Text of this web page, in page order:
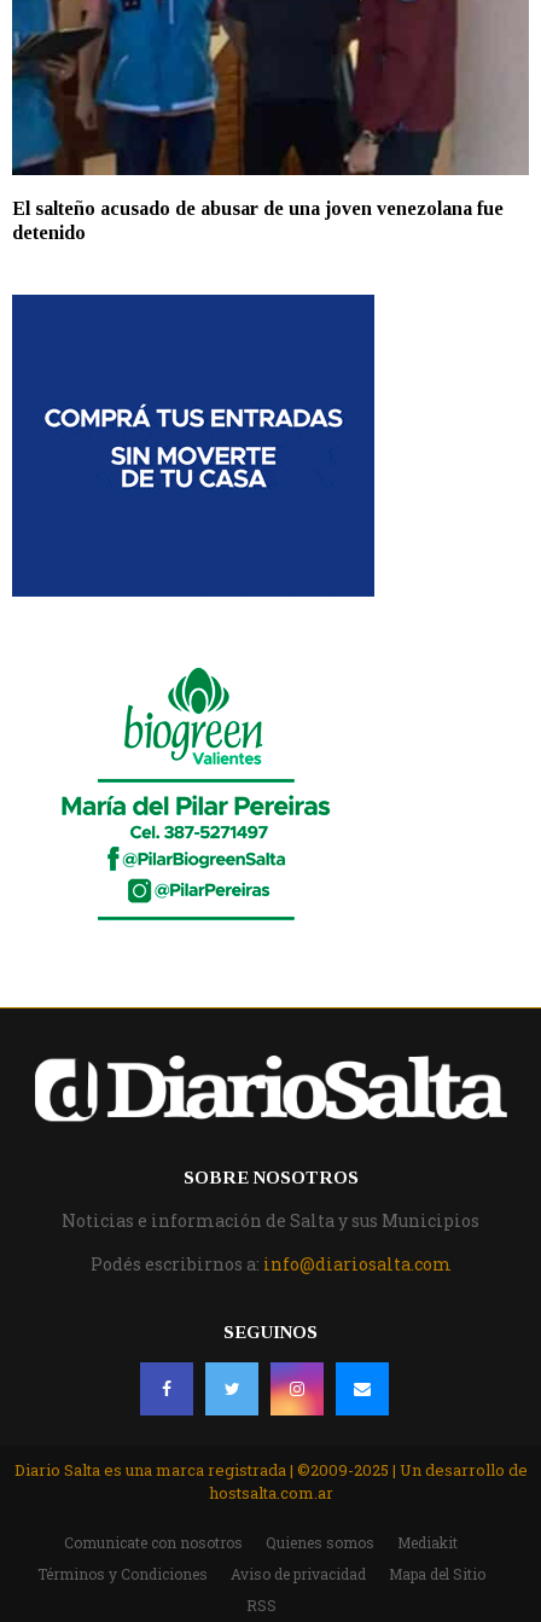
El salteño acusado de abusar de una joven venezolana fue
detenido
SOBRE NOSOTROS
Noticias e información de Salta y sus Municipios
Podés escribirnos a: info@diariosalta.com
SEGUINOS
Diario Salta es una marca registrada | ©2009-2025 | Un desarrollo de
hostsalta.com.ar
Comunicate con nosotros Quienes somos
Mediakit
Términos y Condiciones
Aviso de privacidad
Mapa del Sitio
RSS